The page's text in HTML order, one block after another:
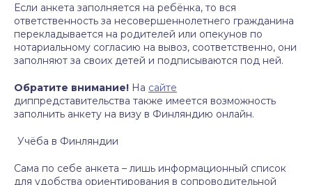
Если анкета заполняется на ребёнка, то вся
ответственность за несовершеннолетнего гражданина
перекладывается на родителей или опекунов по
нотариальному согласию на вывоз, соответственно, они
заполняют за своих детей и подписываются под ней.
Обратите внимание! На сайте
диппредставительства также имеется возможность
заполнить анкету на визу в Финляндию онлайн.
Учёба в Финляндии
Сама по себе анкета – лишь информационный список
для удобства ориентирования в сопроводительной